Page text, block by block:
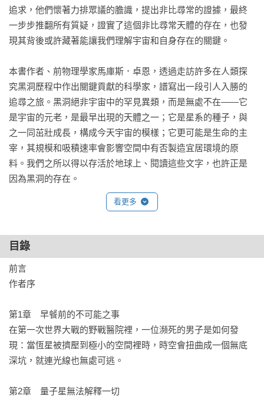
追求，他們懷著力排眾議的膽識，提出非比尋常的證據，最終
一步步推翻所有質疑，證實了這個非比尋常天體的存在，也發
現其背後或許藏著能讓我們理解宇宙和自身存在的關鍵。
本書作者、前物理學家馬庫斯．卓恩，透過走訪許多在人類探
究黑洞歷程中作出關鍵貢獻的科學家，譜寫出一段引人入勝的
追尋之旅。黑洞絕非宇宙中的罕見異類，而是無處不在——它
是宇宙的元老，是最早出現的天體之一；它是星系的種子，與
之一同茁壯成長，構成今天宇宙的模樣；它更可能是生命的主
宰，其規模和吸積速率會影響空間中有否製造宜居環境的原
料。我們之所以得以存活於地球上、閱讀這些文字，也許正是
因為黑洞的存在。
看更多
目錄
前言
作者序
第1章　早餐前的不可能之事
在第一次世界大戰的野戰醫院裡，一位瀕死的男子是如何發
現：當恆星被擠壓到極小的空間裡時，時空會扭曲成一個無底
深坑，就連光線也無處可逃。
第2章　量子星無法解釋一切